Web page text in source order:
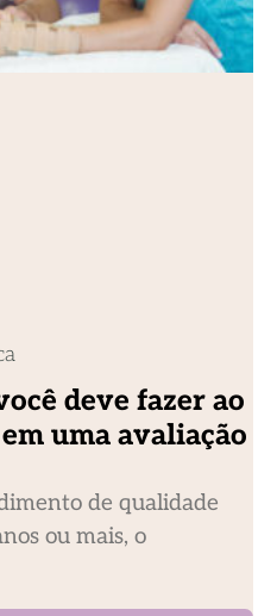
deve fazer ao
uma avaliação
de qualidade
ou mais, o